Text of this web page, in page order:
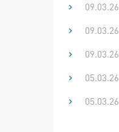
09.03.26
09.03.26
09.03.26
05.03.26
05.03.26